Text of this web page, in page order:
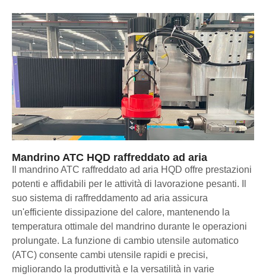
Mandrino ATC HQD raffreddato ad aria
Il mandrino ATC raffreddato ad aria HQD offre prestazioni
potenti e affidabili per le attività di lavorazione pesanti. Il
suo sistema di raffreddamento ad aria assicura
un'efficiente dissipazione del calore, mantenendo la
temperatura ottimale del mandrino durante le operazioni
prolungate. La funzione di cambio utensile automatico
(ATC) consente cambi utensile rapidi e precisi,
migliorando la produttività e la versatilità in varie